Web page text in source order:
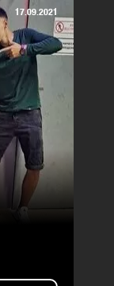
17.09.2021